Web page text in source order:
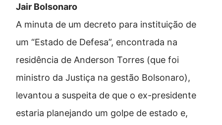
Jair Bolsonaro
A minuta de um decreto para instituição de
um “Estado de Defesa”, encontrada na
residência de Anderson Torres (que foi
ministro da Justiça na gestão Bolsonaro),
levantou a suspeita de que o ex-presidente
estaria planejando um golpe de estado e,